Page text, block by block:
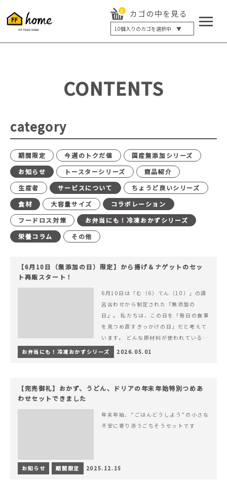
0 カゴの中を見る
10個入りのカゴを選択中 ▼
5個入り
20個入り
最大12%OFF
CONTENTS
category
期間限定 今週のトクだ値
国産無添加シリーズ
お知らせ
トースターシリーズ
商品紹介
生産者
サービスについて
ちょうど良いシリーズ
食材
大容量サイズ
コラボレーション
フードロス対策
お弁当にも！冷凍おかずシリーズ
栄養コラム
その他
【6月10日（無添加の日）限定】から揚げ＆ナゲットのセッ
ト再販スタート！
6月10日は「む（6）てん（10）」の語
呂合わせから制定された『無添加の
日』。 私たちは、この日を「毎日の食事
を見つめ直すきっかけの日」だと考えて
います。 どんな原材料が使われているの
か。 どのようにつくられているのか。&
hellip; 続きを読む 【6月10日（無添加
お弁当にも！冷凍おかずシリーズ 2026.05.01
【完売御礼】おかず、うどん、ドリアの年末年始特別つめあ
わせセットできました
年末年始、“ごはんどうしよう”の小さな
不安に寄り添うごちそうセットです
お知らせ 期間限定 2025.12.15